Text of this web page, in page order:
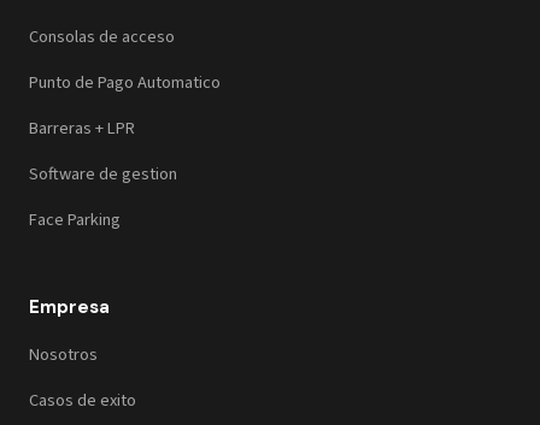
Consolas de acceso
Punto de Pago Automatico
Barreras + LPR
Software de gestion
Face Parking
Empresa
Nosotros
Casos de exito